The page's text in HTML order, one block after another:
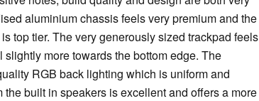
aluminium chassis feels very premium and the
top tier. The very generously sized trackpad feels
more towards the bottom edge. The
RGB back lighting which is uniform and
the built in speakers is excellent and offers a more